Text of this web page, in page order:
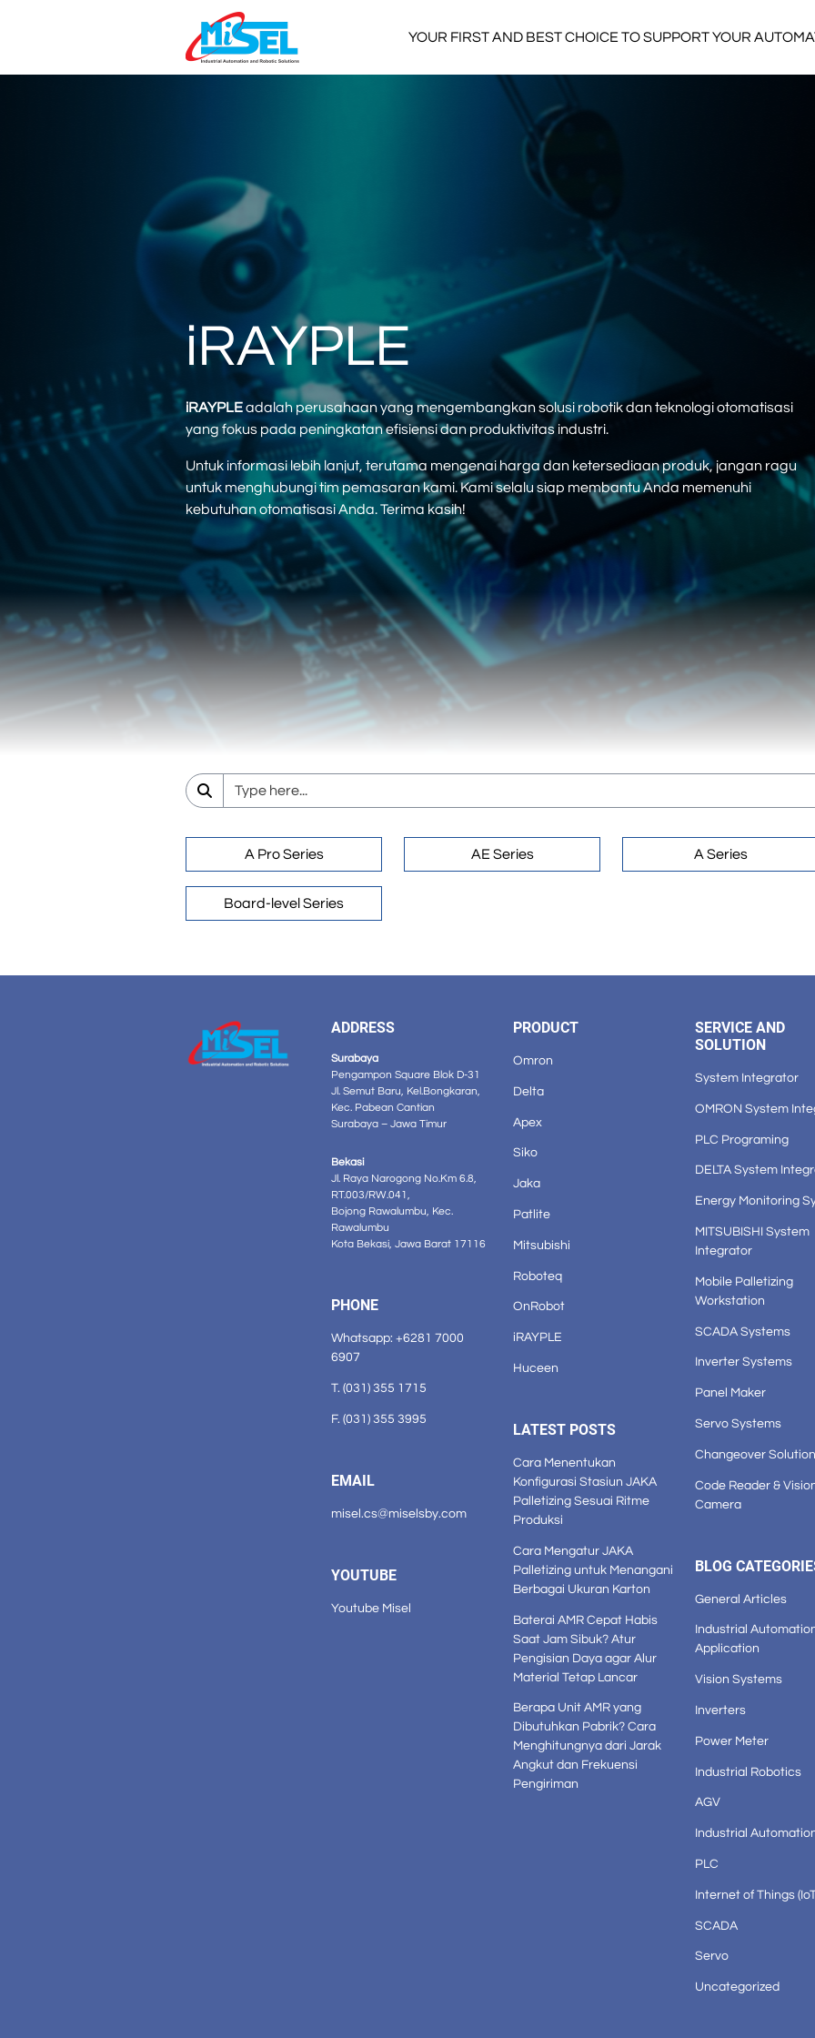
YOUR FIRST AND BEST CHOICE TO SUPPORT YOUR
iRAYPLE
iRAYPLEadalah perusahaan yang mengembangkan solusi robotik dan teknologi otomatisasi
yang fokus pada peningkatan efisiensi dan produktivitas industri.
Untuk informasi lebih lanjut, terutama mengenai harga dan ketersediaan produk, jangan ragu
untuk menghubungi tim pemasaran kami. Kami selalu siap membantu Anda memenuhi
kebutuhan otomatisasi Anda. Terima kasih!
A Pro Series AE Series A Series
Board-level Series
ADDRESS
Surabaya
Pengampon Square Blok D-31
Jl. Semut Baru, Kel.Bongkaran,
Kec. Pabean Cantian
Surabaya – Jawa Timur
Bekasi
Jl. Raya Narogong No.Km 6.8,
RT.003/RW.041,
Bojong Rawalumbu, Kec.
Rawalumbu
Kota Bekasi, Jawa Barat 17116
PHONE
Whatsapp: +6281 7000
6907
T. (031) 355 1715
F. (031) 355 3995
EMAIL
misel.cs@miselsby.com
YOUTUBE
Youtube Misel
PRODUCT
Omron
Delta
Apex
Siko
Jaka
Patlite
Mitsubishi
Roboteq
OnRobot
iRAYPLE
Huceen
LATEST POSTS
Cara Menentukan
Konfigurasi Stasiun JAKA
Palletizing Sesuai Ritme
Produksi
Cara Mengatur JAKA
Palletizing untuk Menangani
Berbagai Ukuran Karton
Baterai AMR Cepat Habis
Saat Jam Sibuk? Atur
Pengisian Daya agar Alur
Material Tetap Lancar
Berapa Unit AMR yang
Dibutuhkan Pabrik? Cara
Menghitungnya dari Jarak
Angkut dan Frekuensi
Pengiriman
SERVICE AND
SOLUTION
System Integrator
OMRON System
PLC Programing
DELTA System
Energy Monitoring
MITSUBISHI System
Integrator
Mobile Palletizing
Workstation
SCADA Systems
Inverter Systems
Panel Maker
Servo Systems
Changeover Solution
Code Reader &
Camera
BLOG
General Articles
Industrial
Application
Vision Systems
Inverters
Power Meter
Industrial Robotics
AGV
Industrial
PLC
Internet of Things
SCADA
Servo
Uncategorized